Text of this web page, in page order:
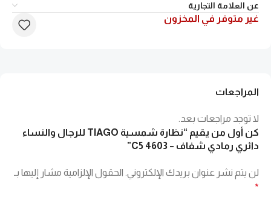
عن العلامة التجارية
غير متوفر في المخزون
المراجعات
لا توجد مراجعات بعد.
كن أول من يقيم “نظارة شمسية TIAGO للرجال والنساء
دائري رمادي شفاف – 4603 C5”
لن يتم نشر عنوان بريدك الإلكتروني. الحقول الإلزامية مشار إليها بـ
*